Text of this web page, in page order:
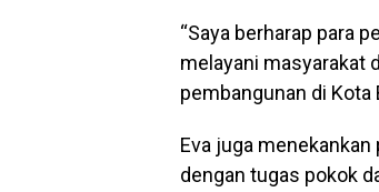
“Saya berharap para
melayani masyarakat
pembangunan di Kota
Eva juga
dengan tugas pokok